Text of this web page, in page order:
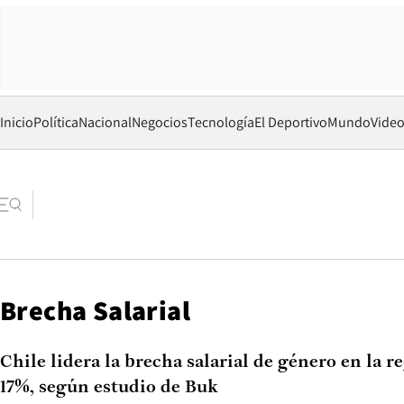
InicioPolíticaNacionalNegociosTecnologíaEl DeportivoMundo
Brecha Salarial
Chile lidera la brecha salarial de género en la
17%, según estudio de Buk